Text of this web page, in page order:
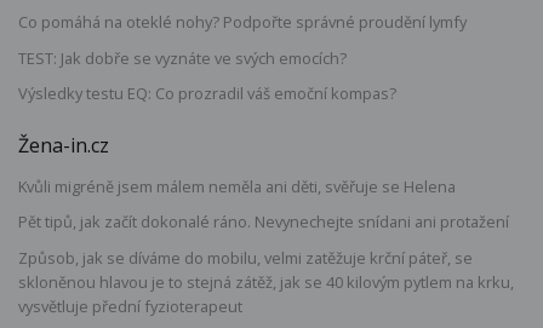
Co pomáhá na oteklé nohy? Podpořte správné proudění lymfy
TEST: Jak dobře se vyznáte ve svých emocích?
Výsledky testu EQ: Co prozradil váš emoční kompas?
Žena-in.cz
Kvůli migréně jsem málem neměla ani děti, svěřuje se Helena
Pět tipů, jak začít dokonalé ráno. Nevynechejte snídani ani protažení
Způsob, jak se díváme do mobilu, velmi zatěžuje krční páteř, se
skloněnou hlavou je to stejná zátěž, jak se 40 kilovým pytlem na krku,
vysvětluje přední fyzioterapeut